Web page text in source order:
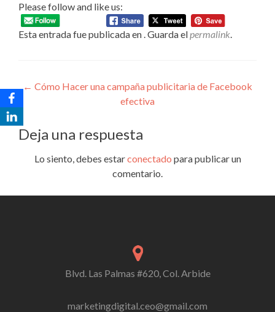
Please follow and like us:
Esta entrada fue publicada en . Guarda el permalink
Navegación
de
entradas
← Cómo Hacer una campaña publicitaria de Facebook
efectiva
Deja una respuesta
Lo siento, debes estarconectado para publicar un
comentario.
Blvd. Las Palmas #620, Col. Arbide
marketingdigital.ceo@gmail.com